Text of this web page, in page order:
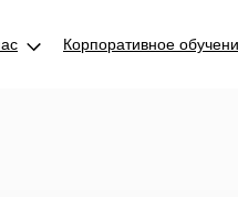
Корпоративное